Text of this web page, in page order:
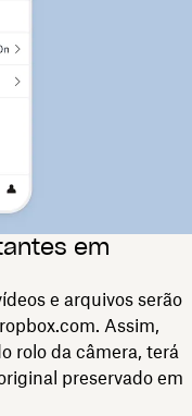
em
e arquivos serão
Assim,
rolo da câmera, terá
preservado em